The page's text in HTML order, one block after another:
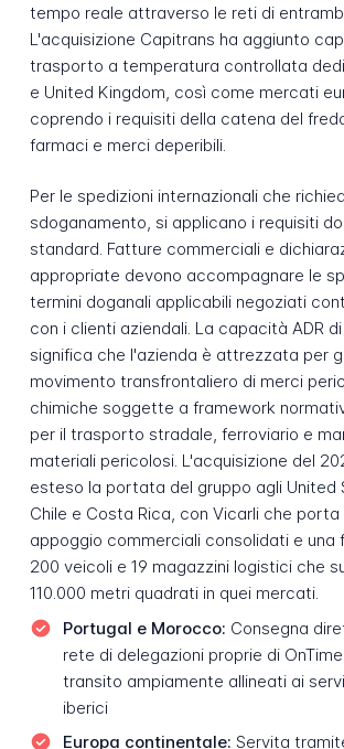
tempo reale attraverso le reti di
L'acquisizione Capitrans ha aggiunto
trasporto a temperatura controllata
e United Kingdom, così come mercati
coprendo i requisiti della catena del
farmaci e merci deperibili.
Per le spedizioni internazionali che
sdoganamento, si applicano i requisiti
standard. Fatture commerciali e
appropriate devono accompagnare le
termini doganali applicabili negoziati
con i clienti aziendali. La capacità ADR di
significa che l'azienda è attrezzata per
movimento transfrontaliero di merci
chimiche soggette a framework
per il trasporto stradale, ferroviario e
materiali pericolosi. L'acquisizione del
esteso la portata del gruppo agli United
Chile e Costa Rica, con Vicarli che porta
appoggio commerciali consolidati e una
200 veicoli e 19 magazzini logistici che
110.000 metri quadrati in quei mercati.
Portugal e Morocco: Consegna
rete di delegazioni proprie di
transito ampiamente allineati ai
iberici
Europa continentale: Servita